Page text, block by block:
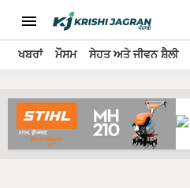
ਖਬਰਾਂ ਮੌਸਮ ਸੇਹਤ ਅਤੇ ਜੀਵਨ ਸ਼ੈਲੀ